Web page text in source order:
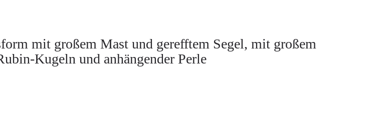
mit großem Mast und gerefftem Segel, mit großem
Kugeln und anhängender Perle